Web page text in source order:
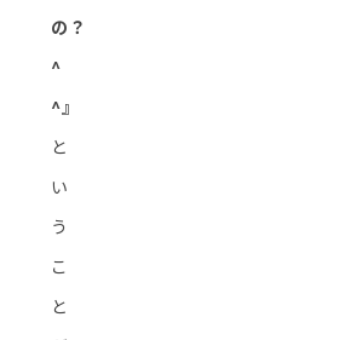
の？
^
^』
と
い
う
こ
と